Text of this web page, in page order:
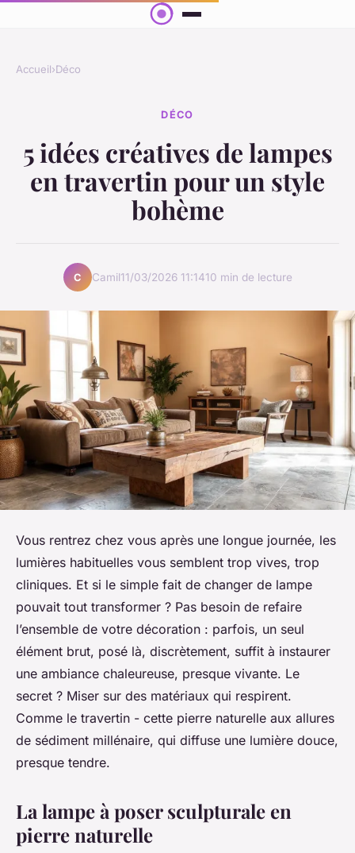
Accueil›Déco
DÉCO
5 idées créatives de lampes
en travertin pour un style
bohème
C Camil11/03/2026 11:1410 min de lecture
Vous rentrez chez vous après une longue journée, les
lumières habituelles vous semblent trop vives, trop
cliniques. Et si le simple fait de changer de lampe
pouvait tout transformer ? Pas besoin de refaire
l’ensemble de votre décoration : parfois, un seul
élément brut, posé là, discrètement, suffit à instaurer
une ambiance chaleureuse, presque vivante. Le
secret ? Miser sur des matériaux qui respirent.
Comme le travertin - cette pierre naturelle aux allures
de sédiment millénaire, qui diffuse une lumière douce,
presque tendre.
La lampe à poser sculpturale en
pierre naturelle